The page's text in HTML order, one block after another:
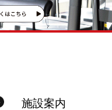
施設案内